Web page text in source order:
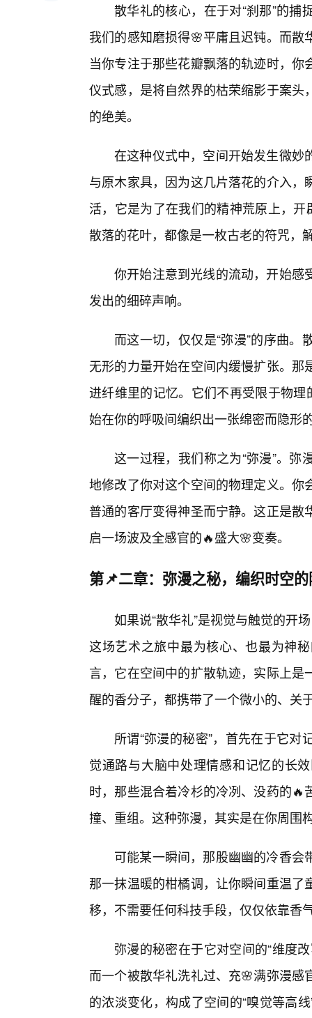
散华礼的核心，在于对“刹那”的
我们的感知磨损得🌸平庸且迟钝。而
当你专注于那些花瓣飘落的轨迹时，
仪式感，是将自然界的枯荣缩影于案
的绝美。
在这种仪式中，空间开始发生微妙
与原木家具，因为这几片落花的介入
活，它是为了在我们的精神荒原上，
散落的花叶，都像是一枚古老的符咒，
你开始注意到光线的流动，开始感
发出的细碎声响。
而这一切，仅仅是“弥漫”的序曲
无形的力量开始在空间内缓慢扩张。
进纤维里的记忆。它们不再受限于物
始在你的呼吸间编织出一张绵密而隐形
这一过程，我们称之为“弥漫”。
地修改了你对这个空间的物理定义。
普通的客厅变得神圣而宁静。这正是
启一场波及全感官的🔥盛大🌸变奏。
第📌二章：弥漫之秘，编织时空
如果说“散华礼”是视觉与触觉的开
这场艺术之旅中最为核心、也最为神
言，它在空间中的扩散轨迹，实际上
醒的香分子，都携带了一个微小的、关
所谓“弥漫的秘密”，首先在于它
觉通路与大脑中处理情感和记忆的长
时，那些混合着冷杉的冷冽、没药的
撞、重组。这种弥漫，其实是在你周围
可能某一瞬间，那股幽幽的冷香
那一抹温暖的柑橘调，让你瞬间重温
移，不需要任何科技手段，仅仅依靠香
弥漫的秘密在于它对空间的“维度
而一个被散华礼洗礼过、充🌸满弥漫
的浓淡变化，构成了空间的“嗅觉等高